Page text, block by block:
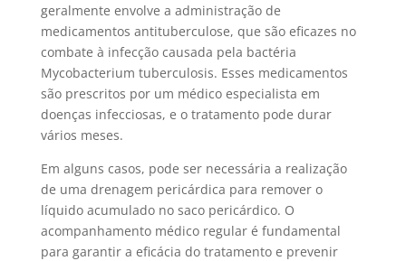
geralmente envolve a administração de
medicamentos antituberculose, que são eficazes no
combate à infecção causada pela bactéria
Mycobacterium tuberculosis. Esses medicamentos
são prescritos por um médico especialista em
doenças infecciosas, e o tratamento pode durar
vários meses.
Em alguns casos, pode ser necessária a realização
de uma drenagem pericárdica para remover o
líquido acumulado no saco pericárdico. O
acompanhamento médico regular é fundamental
para garantir a eficácia do tratamento e prevenir